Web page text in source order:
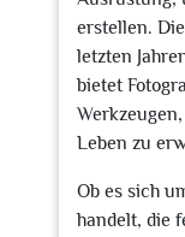
erstellen.
letzten
bietet
Leben zu
Ob es sich
handelt, die